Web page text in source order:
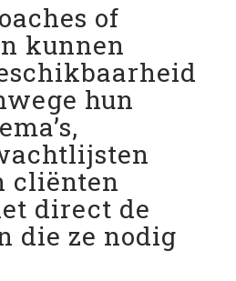
of
kunnen
hun
cliënten
direct de
die ze nodig